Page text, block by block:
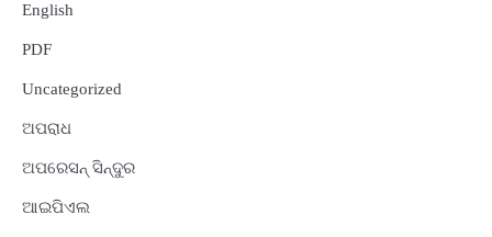
English
PDF
Uncategorized
ଅପରାଧ
ଅପରେସନ୍ ସିନ୍ଦୁର
ଆଇପିଏଲ